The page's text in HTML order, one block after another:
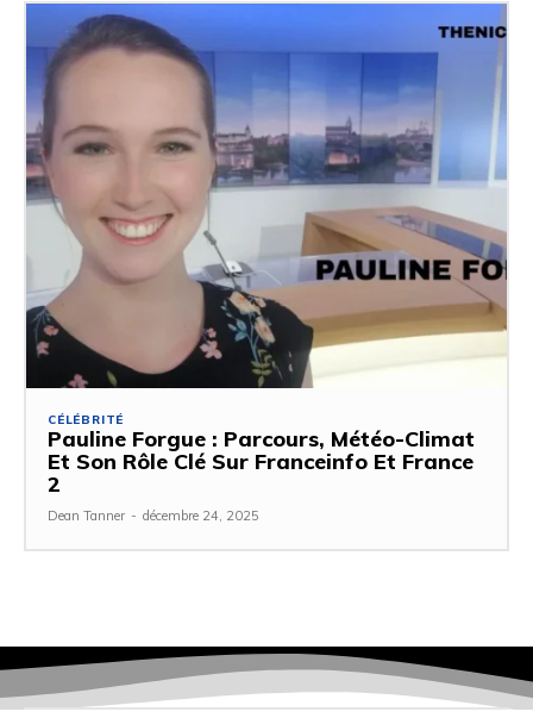
CÉLÉBRITÉ
Pauline Forgue : Parcours, Météo-Climat
Et Son Rôle Clé Sur Franceinfo Et France
2
Dean Tanner - décembre 24, 2025